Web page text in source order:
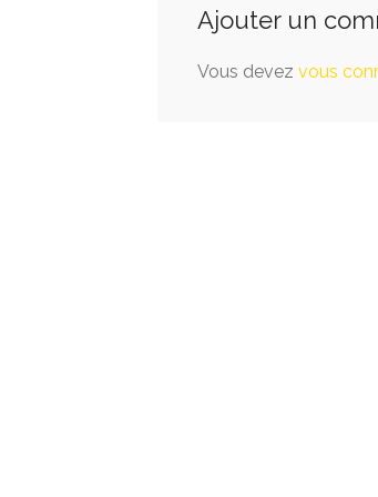
Ajouter un
Vous devez vous